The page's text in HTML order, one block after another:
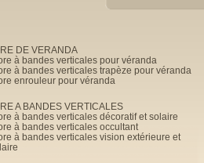
DE VERANDA
à bandes verticales pour véranda
à bandes verticales trapèze pour véranda
enrouleur pour véranda
A BANDES VERTICALES
à bandes verticales décoratif et solaire
à bandes verticales occultant
à bandes verticales vision extérieure et